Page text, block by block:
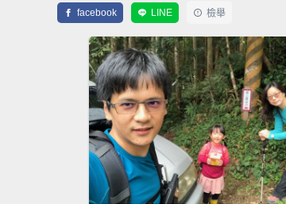
facebook LINE 檢舉